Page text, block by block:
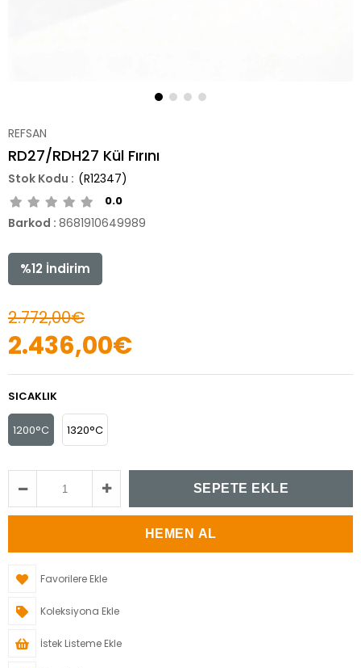
REFSAN
RD27/RDH27 Kül Fırını
(R12347)
0.0
Barkod : 8681910649989
%12 İndirim
2.772,00€
2.436,00€
SICAKLIK
1200°C 1320°C
Favorilere Ekle
Koleksiyona Ekle
İstek Listeme Ekle